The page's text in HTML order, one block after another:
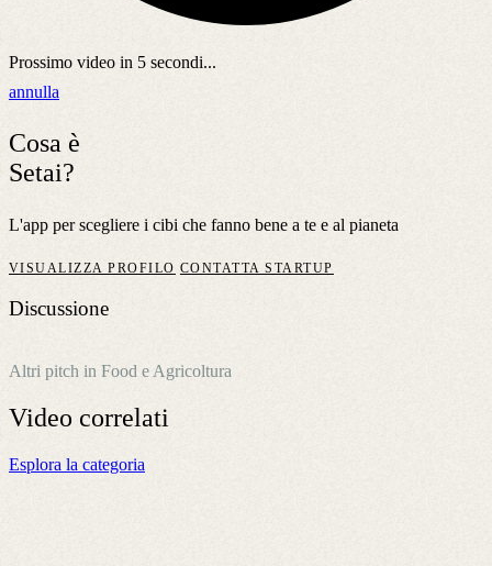
Prossimo video in 5 secondi...
annulla
Cosa è
Setai?
L'app per scegliere i cibi che fanno bene a te e al pianeta
VISUALIZZA PROFILO CONTATTA STARTUP
Discussione
Altri pitch in Food e Agricoltura
Video correlati
Esplora la categoria